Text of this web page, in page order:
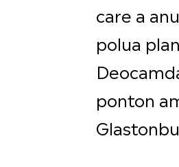
care a
polua
ponton